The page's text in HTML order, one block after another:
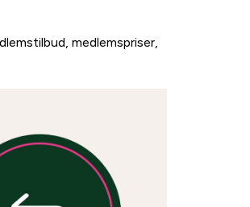
medlemspriser,